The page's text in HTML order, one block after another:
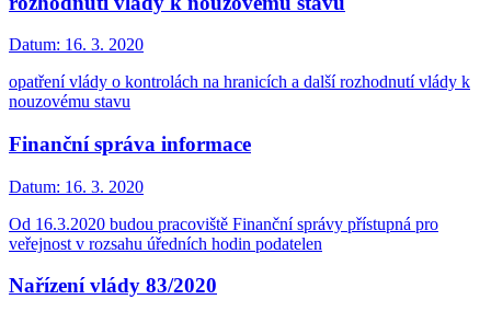
Datum: 16. 3. 2020
opatření vlády o kontrolách na hranicích a další rozhodnutí vlády k
nouzovému stavu
Finanční správa informace
Datum: 16. 3. 2020
Od 16.3.2020 budou pracoviště Finanční správy přístupná pro
veřejnost v rozsahu úředních hodin podatelen
Nařízení vlády 83/2020